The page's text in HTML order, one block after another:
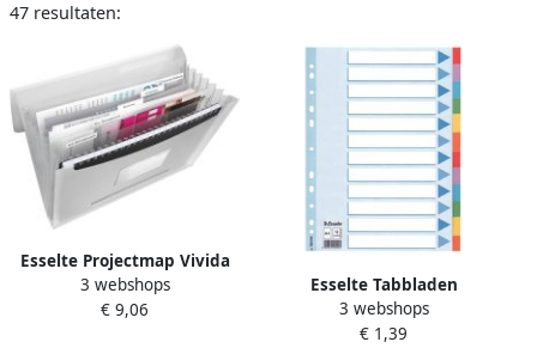
47 resultaten:
Esselte Projectmap Vivida
A4 6 vakken PP wit
3 webshops
€ 9,06
Esselte Tabbladen
Standaard A4 12-delig
karton 11-rings met
3 webshops
€ 1,39